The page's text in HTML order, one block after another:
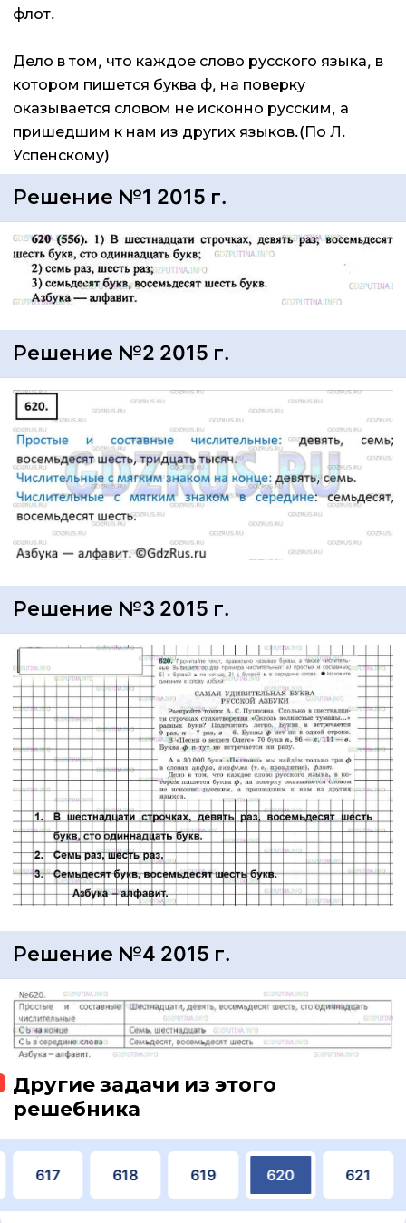
флот.
Дело в том, что каждое слово русского языка, в
котором пишется буква ф, на поверку
оказывается словом не исконно русским, а
пришедшим к нам из других языков.(По Л.
Успенскому)
Решение №1 2015 г.
Решение №2 2015 г.
Решение №3 2015 г.
Решение №4 2015 г.
Другие задачи из этого
решебника
617 618 619 620 621